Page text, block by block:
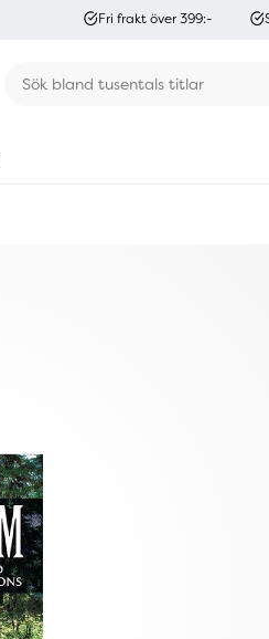
Fri frakt över 399:-